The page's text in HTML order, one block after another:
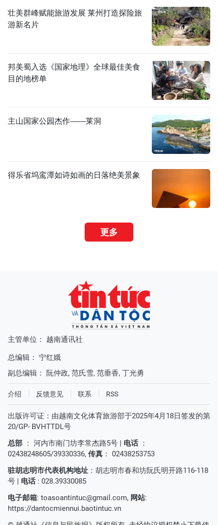
壮美群峰赋能旅游发展 莱州打造探险旅
游新名片
邦美蜀入选《国家地理》全球最佳美食
目的地榜单
主山国家公园杰作——莱洞
得乐省坞鸾潭如诗如画的日落绝美景象
更多
主管单位： 越南通讯社
总编辑： 宁红娥
副总编辑： 阮仲政, 范氏雪, 范垂香, 丁光勇
介绍 反馈意见 联系 RSS
出版许可证：由越南文化体育旅游部于2025年4月18日签发的第
20/GP- BVHTTDL号
总部 ： 河内市南门坊李常杰路5号 | 电话 ：
02438248605/39330336, 传真 ： 02438253753
驻胡志明市代表机构地址 ：胡志明市春和坊阮氏明开路116-118
号 | 电话 : 028.39330085
电子邮箱: toasoantintuc@gmail.com, 网站:
https://dantocmiennui.baotintuc.vn